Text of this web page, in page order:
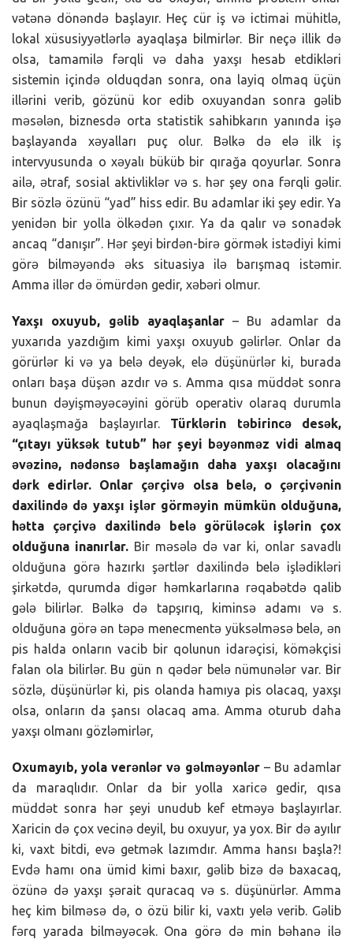
vətənə dönəndə başlayır. Heç cür iş və ictimai mühitlə,
lokal xüsusiyyətlərlə ayaqlaşa bilmirlər. Bir neçə illik də
olsa, tamamilə fərqli və daha yaxşı hesab etdikləri
sistemin içində olduqdan sonra, ona layiq olmaq üçün
illərini verib, gözünü kor edib oxuyandan sonra gəlib
məsələn, biznesdə orta statistik sahibkarın yanında işə
başlayanda xəyalları puç olur. Bəlkə də elə ilk iş
intervyusunda o xəyalı büküb bir qırağa qoyurlar. Sonra
ailə, ətraf, sosial aktivliklər və s. hər şey ona fərqli gəlir.
Bir sözlə özünü “yad” hiss edir. Bu adamlar iki şey edir. Ya
yenidən bir yolla ölkədən çıxır. Ya da qalır və sonadək
ancaq “danışır”. Hər şeyi birdən-birə görmək istədiyi kimi
görə bilməyəndə əks situasiya ilə barışmaq istəmir.
Amma illər də ömürdən gedir, xəbəri olmur.
Yaxşı oxuyub, gəlib ayaqlaşanlar– Bu adamlar da
yuxarıda yazdığım kimi yaxşı oxuyub gəlirlər. Onlar da
görürlər ki və ya belə deyək, elə düşünürlər ki, burada
onları başa düşən azdır və s. Amma qısa müddət sonra
bunun dəyişməyəcəyini görüb operativ olaraq durumla
ayaqlaşmağa başlayırlar. Türklərin təbirincə desək,
“çıtayı yüksək tutub” hər şeyi bəyənməz vidi almaq
əvəzinə, nədənsə başlamağın daha yaxşı olacağını
dərk edirlər. Onlar çərçivə olsa belə, o çərçivənin
daxilində də yaxşı işlər görməyin mümkün olduğuna,
hətta çərçivə daxilində belə görüləcək işlərin çox
olduğuna inanırlar. Bir məsələ də var ki, onlar savadlı
olduğuna görə hazırkı şərtlər daxilində belə işlədikləri
şirkətdə, qurumda digər həmkarlarına rəqabətdə qalib
gələ bilirlər. Bəlkə də tapşırıq, kiminsə adamı və s.
olduğuna görə ən təpə menecmentə yüksəlməsə belə, ən
pis halda onların vacib bir qolunun idarəçisi, köməkçisi
falan ola bilirlər. Bu gün n qədər belə nümunələr var. Bir
sözlə, düşünürlər ki, pis olanda hamıya pis olacaq, yaxşı
olsa, onların da şansı olacaq ama. Amma oturub daha
yaxşı olmanı gözləmirlər,
Oxumayıb, yola verənlər və gəlməyənlər– Bu adamlar
da maraqlıdır. Onlar da bir yolla xaricə gedir, qısa
müddət sonra hər şeyi unudub kef etməyə başlayırlar.
Xaricin də çox vecinə deyil, bu oxuyur, ya yox. Bir də ayılır
ki, vaxt bitdi, evə getmək lazımdır. Amma hansı başla?!
Evdə hamı ona ümid kimi baxır, gəlib bizə də baxacaq,
özünə də yaxşı şərait quracaq və s. düşünürlər. Amma
heç kim bilməsə də, o özü bilir ki, vaxtı yelə verib. Gəlib
fərq yarada bilməyəcək. Ona görə də min bəhanə ilə